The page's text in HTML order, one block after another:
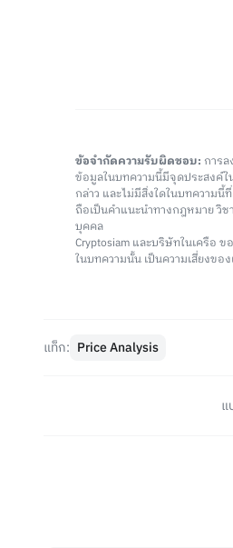
ข้อจำกัดความรับผิดชอบ: การ
ข้อมูลในบทความนี้มีจุดประสงค์
กล่าว และไม่มีสิ่งใดในบทความ
ถือเป็นคำแนะนำทางกฎหมาย วิ
บุคคล
Cryptosiam และบริษัทในเครือ
ในบทความนั้น เป็นความเสี่ยงขอ
แท็ก: Price Analysis
แ